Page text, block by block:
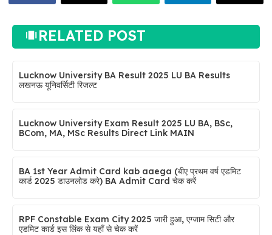
RELATED POST
Lucknow University BA Result 2025 LU BA Results
लखनऊ यूनिवर्सिटी रिजल्ट
Lucknow University Exam Result 2025 LU BA, BSc,
BCom, MA, MSc Results Direct Link MAIN
BA 1st Year Admit Card kab aaega (बीए प्रथम वर्ष एडमिट
कार्ड 2025 डाउनलोड करे) BA Admit Card चेक करें
RPF Constable Exam City 2025 जारी हुआ, एग्जाम सिटी और
एडमिट कार्ड इस लिंक से यहाँ से चेक करें